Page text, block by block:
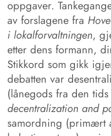
oppgaver.
av forslagene fra
i lokalforvaltningen,
etter dens formann,
Stikkord som gikk
debatten var
(lånegods fra den
decentralization and
samordning (primært